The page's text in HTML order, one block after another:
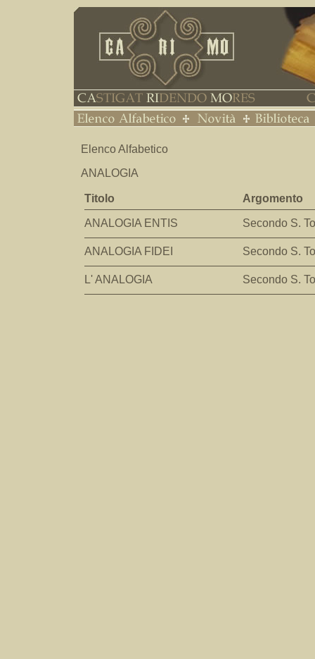
Elenco Alfabetico
ANALOGIA
Titolo Argomento
ANALOGIA ENTIS Secondo S.
ANALOGIA FIDEI Secondo S.
L' ANALOGIA Secondo S.